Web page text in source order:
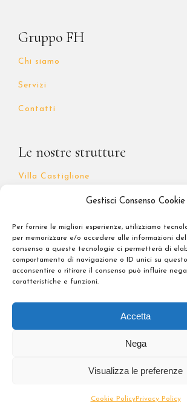
Gestisci Consenso Cookie
Per fornire le migliori esperienze, utilizziamo
per memorizzare e/o accedere alle informazioni del
consenso a queste tecnologie ci permetterà di
comportamento di navigazione o ID unici su
acconsentire o ritirare il consenso può influire
caratteristiche e funzioni.
Accetta
Nega
Visualizza le preferenze
Cookie PolicyPrivacy Policy
Gruppo FH
Chi siamo
Servizi
Contatti
Le nostre strutture
Villa Castiglione
Soggiorno Battistero
I Quattro Poeti
Note Legali
copyright © 2024 Forte Hospitality. All